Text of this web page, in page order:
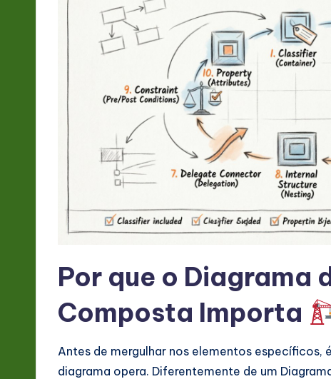
ft
Por que o Diagrama
Composta Importa
Antes de mergulhar nos elementos
diagrama opera. Diferentemente de um